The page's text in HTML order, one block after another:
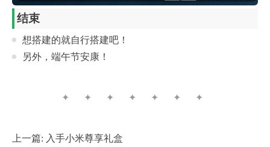
结束
想搭建的就自行搭建吧！
另外，端午节安康！
✦ ✦ ✦ ✦ ✦ ✦ ✦
上一篇: 入手小米尊享礼盒